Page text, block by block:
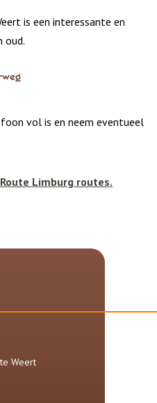
is een interessante en
oud.
vol is en neem eventueel
Limburg routes.
Weert